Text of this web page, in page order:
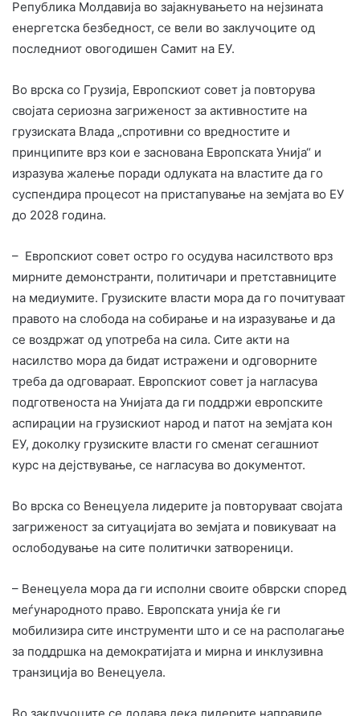
Република Молдавија во зајакнувањето на нејзината
енергетска безбедност, се вели во заклучоците од
последниот овогодишен Самит на ЕУ.
Во врска со Грузија, Европскиот совет ја повторува
својата сериозна загриженост за активностите на
грузиската Влада „спротивни со вредностите и
принципите врз кои е заснована Европската Унија“ и
изразува жалење поради одлуката на властите да го
суспендира процесот на пристапување на земјата во ЕУ
до 2028 година.
– Европскиот совет остро го осудува насилството врз
мирните демонстранти, политичари и претставниците
на медиумите. Грузиските власти мора да го почитуваат
правото на слобода на собирање и на изразување и да
се воздржат од употреба на сила. Сите акти на
насилство мора да бидат истражени и одговорните
треба да одговараат. Европскиот совет ја нагласува
подготвеноста на Унијата да ги поддржи европските
аспирации на грузискиот народ и патот на земјата кон
ЕУ, доколку грузиските власти го сменат сегашниот
курс на дејствување, се нагласува во документот.
Во врска со Венецуела лидерите ја повторуваат својата
загриженост за ситуацијата во земјата и повикуваат на
ослободување на сите политички затвореници.
– Венецуела мора да ги исполни своите обврски според
меѓународното право. Европската унија ќе ги
мобилизира сите инструменти што и се на располагање
за поддршка на демократијата и мирна и инклузивна
транзиција во Венецуела.